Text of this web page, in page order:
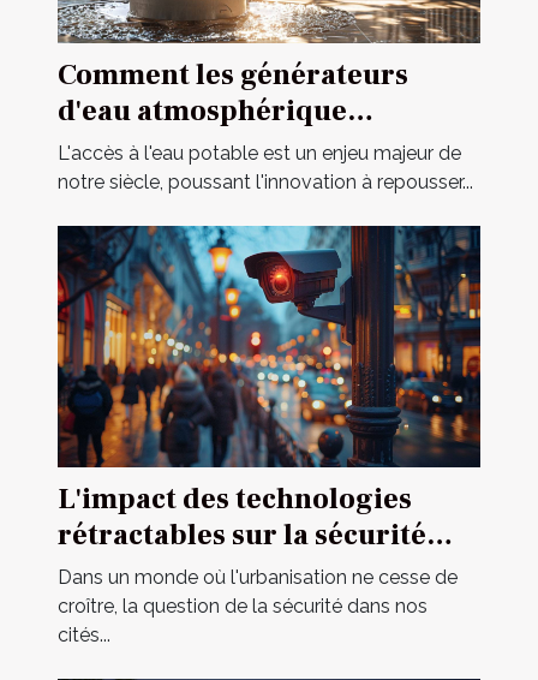
Comment les générateurs
d'eau atmosphérique
révolutionnent l'accès à l'eau
potable
L'accès à l'eau potable est un enjeu majeur de
notre siècle, poussant l'innovation à repousser...
L'impact des technologies
rétractables sur la sécurité
urbaine
Dans un monde où l'urbanisation ne cesse de
croître, la question de la sécurité dans nos
cités...